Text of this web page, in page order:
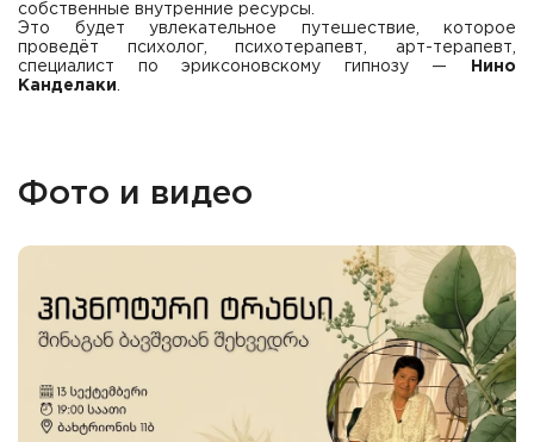
собственные внутренние ресурсы.
Это будет увлекательное путешествие, которое
проведёт психолог, психотерапевт, арт-терапевт,
специалист по эриксоновскому гипнозу —
Нино
Канделаки
Фото и видео